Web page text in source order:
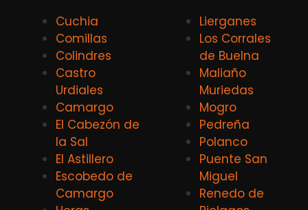
Cuchia
Comillas
Colindres
Castro
Urdiales
Camargo
El Cabezón de
la Sal
El Astillero
Escobedo de
Camargo
Lierganes
Los Corrales
de Buelna
Maliaño
Muriedas
Mogro
Pedreña
Polanco
Puente San
Miguel
Renedo de